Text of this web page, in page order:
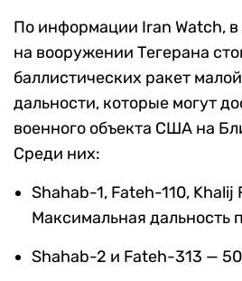
По информации Iran Watch,
на вооружении Тегерана
баллистических ракет
дальности, которые могут
военного объекта США на
Среди них:
Shahab-1, Fateh-110, Khalij
Максимальная дальность
Shahab-2 и Fateh-313 —